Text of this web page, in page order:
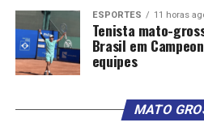
ESPORTES 11 horas
Tenista mato-
Brasil em
equipes
MATO